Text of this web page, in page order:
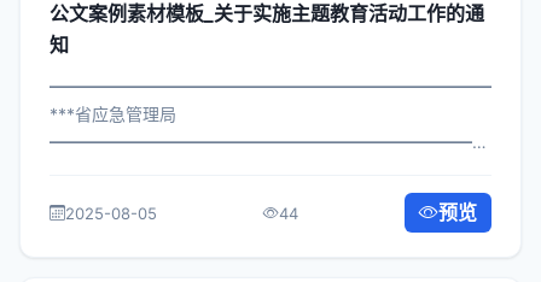
公文案例素材模板_关于实施主题教育活动工作的通
知
***省应急管理局
属机构： 为深入贯彻落实习近平总...
2025-08-05 44 预览